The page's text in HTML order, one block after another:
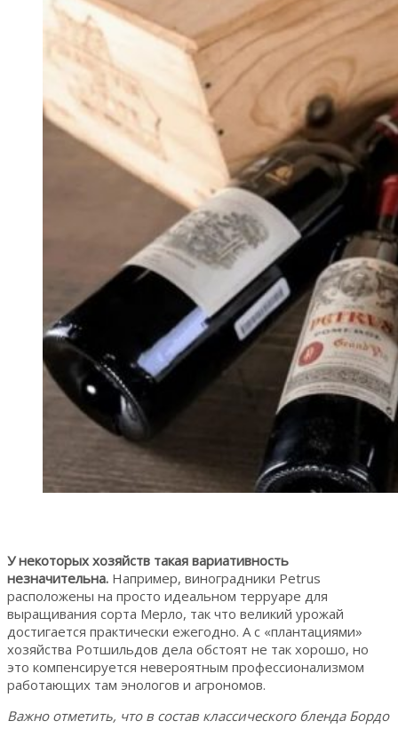
У некоторых хозяйств такая вариативность
незначительна. Например, виноградники Petrus
расположены на просто идеальном терруаре для
выращивания сорта Мерло, так что великий урожай
достигается практически ежегодно. А с «плантациями»
хозяйства Ротшильдов дела обстоят не так хорошо, но
это компенсируется невероятным профессионализмом
работающих там энологов и агрономов.
Важно отметить, что в состав классического бленда Бордо